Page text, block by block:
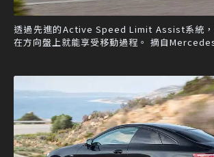
透過先進的Active Speed Limit Assist系統，
在方向盤上就能享受移動過程。 摘自